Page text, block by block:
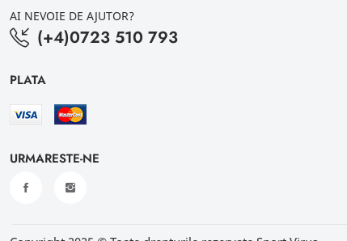
AI NEVOIE DE AJUTOR?
(+4)0723 510 793
PLATA
URMARESTE-NE